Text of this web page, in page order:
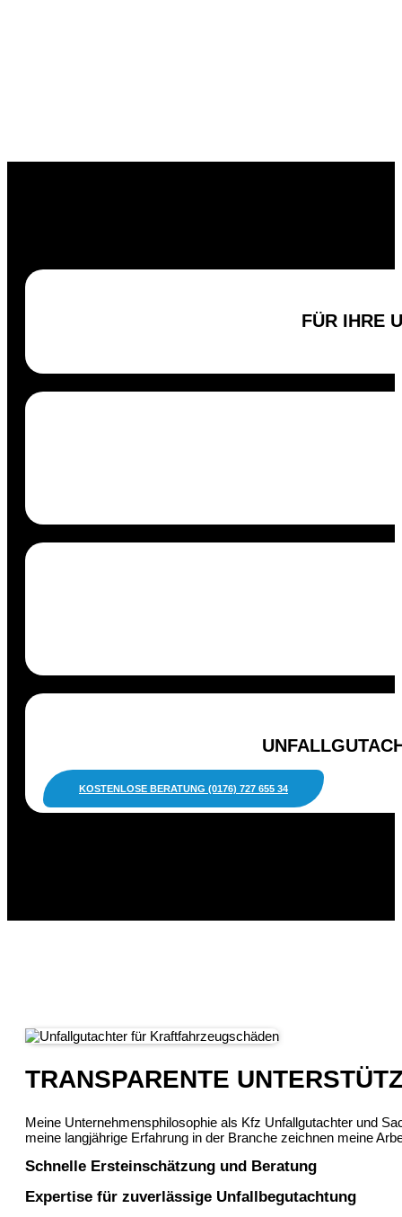
FÜR IHRE
KOSTENLOSE BERATUNG (0176) 727 655 34
TRANSPARENTE
Meine Unternehmensphilosophie als Kfz Unfallgutachter und
meine langjährige Erfahrung in der Branche zeichnen meine
Schnelle Ersteinschätzung und Beratung
Expertise für zuverlässige Unfallbegutachtung